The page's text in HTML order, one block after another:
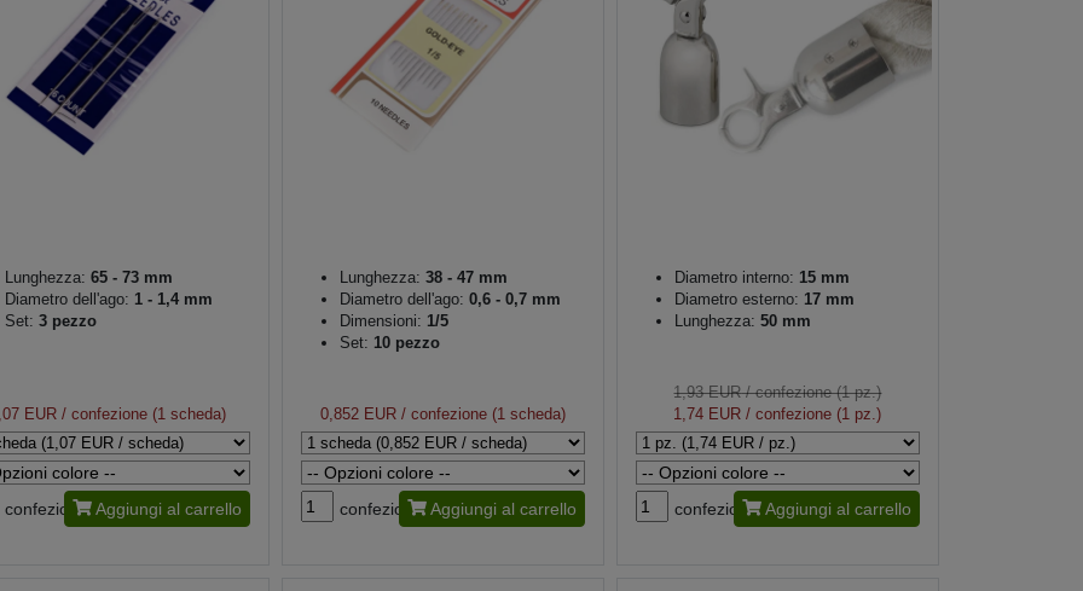
Lunghezza: 65 - 73 mm
Diametro dell'ago: 1 - 1,4 mm
Set: 3 pezzo
EUR / confezione (1 scheda)
confezione Aggiungi al carrello
Lunghezza: 38 - 47 mm
Diametro dell'ago: 0,6 - 0,7 mm
Dimensioni: 1/5
Set: 10 pezzo
0,852 EUR/ confezione (1 scheda)
confezione Aggiungi al carrello
Diametro interno: 15 mm
Diametro esterno: 17 mm
Lunghezza: 50 mm
1,93 EUR/ confezione (1 pz.)
1,74 EUR / confezione (1 pz.)
confezione Aggiungi al carrello